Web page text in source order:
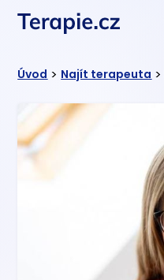
Úvod > Najít terapeuta >